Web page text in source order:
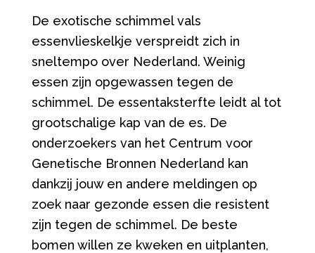
De exotische schimmel vals
essenvlieskelkje verspreidt zich in
sneltempo over Nederland. Weinig
essen zijn opgewassen tegen de
schimmel. De essentaksterfte leidt al tot
grootschalige kap van de es. De
onderzoekers van het Centrum voor
Genetische Bronnen Nederland kan
dankzij jouw en andere meldingen op
zoek naar gezonde essen die resistent
zijn tegen de schimmel. De beste
bomen willen ze kweken en uitplanten,